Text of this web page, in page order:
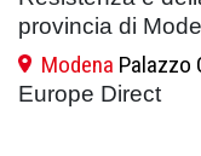
provincia di
Modena Palazzo
Europe Direct